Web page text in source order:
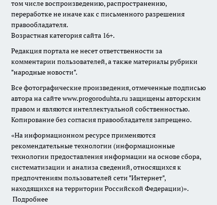
том числе воспроизведению, распространению,
переработке не иначе как с письменного разрешения
правообладателя.
Возрастная категория сайта 16+.
Редакция портала не несет ответственности за
комментарии пользователей, а также материалы рубрики
"народные новости".
Все фотографические произведения, отмеченные подписью
автора на сайте www.progoroduhta.ru защищены авторским
правом и являются интеллектуальной собственностью.
Копирование без согласия правообладателя запрещено.
«На информационном ресурсе применяются
рекомендательные технологии (информационные
технологии предоставления информации на основе сбора,
систематизации и анализа сведений, относящихся к
предпочтениям пользователей сети "Интернет",
находящихся на территории Российской Федерации)».
Подробнее